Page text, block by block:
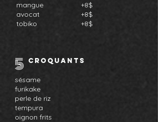
5 CROQUANTS
sésame
furikake
perle de riz
tempura
oignon frits
mangue
avocat
tobiko
+8$
+8$
+8$